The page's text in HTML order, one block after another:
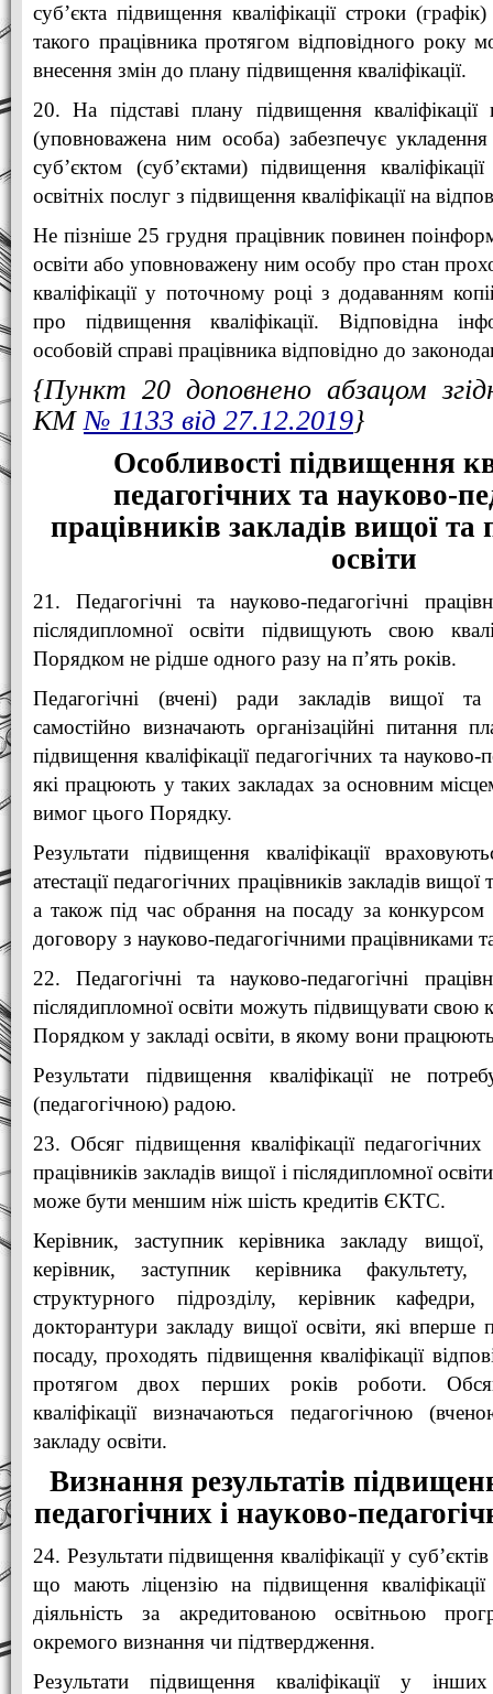
суб’єкта підвищення кваліфікації строки
такого працівника протягом відповідного року
внесення змін до плану підвищення кваліфікації.
20. На підставі плану підвищення кваліфікації
(уповноважена ним особа) забезпечує
суб’єктом (суб’єктами) підвищення
освітніх послуг з підвищення кваліфікації на
Не пізніше 25 грудня працівник повинен
освіти або уповноважену ним особу про стан
кваліфікації у поточному році з додаванням
про підвищення кваліфікації. Відповідна
особовій справі працівника відповідно до
{Пункт 20 доповнено абзацом
КМ№ 1133 від 27.12.2019}
Особливості підвищення
педагогічних та науково-
працівників закладів вищої та
освіти
21. Педагогічні та науково-педагогічні
післядипломної освіти підвищують свою
Порядком не рідше одного разу на п’ять років.
Педагогічні (вчені) ради закладів вищої та
самостійно визначають організаційні питання
підвищення кваліфікації педагогічних та науково-
які працюють у таких закладах за основним
вимог цього Порядку.
Результати підвищення кваліфікації
атестації педагогічних працівників закладів
а також під час обрання на посаду за
договору з науково-педагогічними працівниками
22. Педагогічні та науково-педагогічні
післядипломної освіти можуть підвищувати свою
Порядком у закладі освіти, в якому вони
Результати підвищення кваліфікації не
(педагогічною) радою.
23. Обсяг підвищення кваліфікації педагогічних
працівників закладів вищої і післядипломної
може бути меншим ніж шість кредитів ЄКТС.
Керівник, заступник керівника закладу вищої,
керівник, заступник керівника
структурного підрозділу, керівник кафедри,
докторантури закладу вищої освіти, які вперше
посаду, проходять підвищення кваліфікації
протягом двох перших років роботи.
кваліфікації визначаються педагогічною
закладу освіти.
Визнання результатів
педагогічних і науково-
24. Результати підвищення кваліфікації у
що мають ліцензію на підвищення
діяльність за акредитованою освітньою
окремого визнання чи підтвердження.
Результати підвищення кваліфікації у